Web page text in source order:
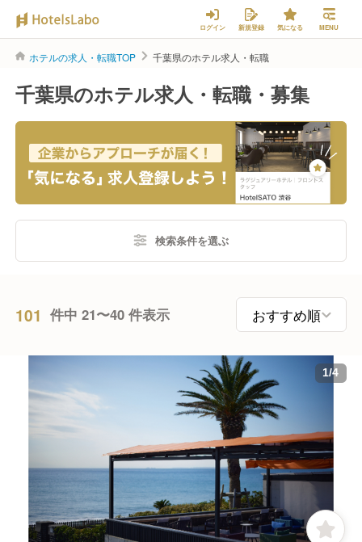
ログイン 新規登録 気になる MENU
ホテルの求人・転職TOP 千葉県のホテル求人・転職
千葉県のホテル求人・転職・募集
検索条件を選ぶ
101 件中 21〜40 件表示
1/4